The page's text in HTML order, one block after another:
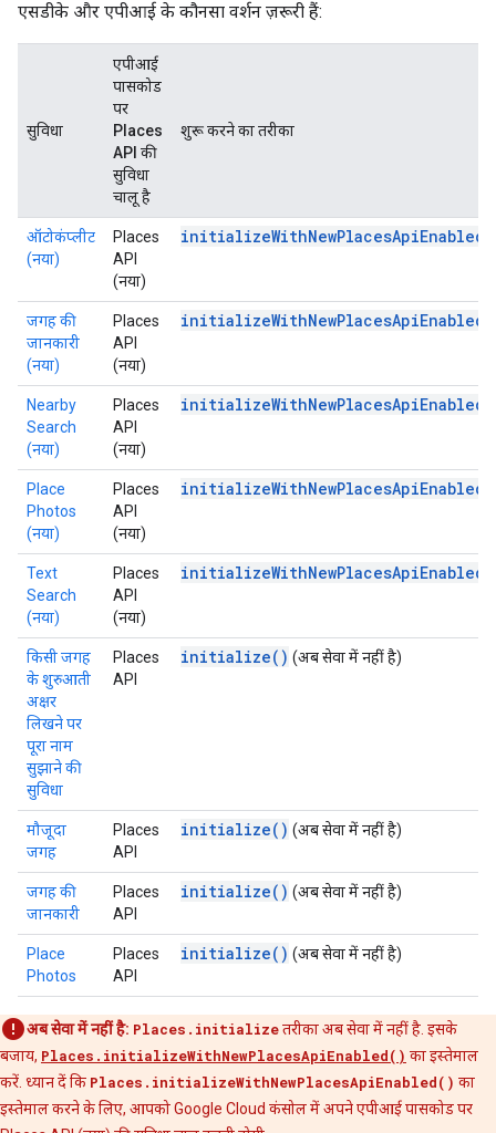
एसडीके और एपीआई के कौनसा वर्शन ज़रूरी हैं:
सुविधा
एपीआई
पासकोड
पर
Places
API की
सुविधा
चालू है
शुरू करने का तरीका
ऑटोकंप्लीट
(नया)
Places
API
(नया)
जगह की
जानकारी
(नया)
Places
API
(नया)
Nearby
Search
(नया)
Places
API
(नया)
Place
Photos
(नया)
Places
API
(नया)
Text
Search
(नया)
Places
API
(नया)
किसी जगह
के शुरुआती
अक्षर
लिखने पर
पूरा नाम
सुझाने की
सुविधा
Places
API
initialize() (अब सेवा में नहीं है)
मौजूदा
जगह
Places
API
initialize() (अब सेवा में नहीं है)
जगह की
जानकारी
Places
API
initialize() (अब सेवा में नहीं है)
Place
Photos
Places
API
initialize() (अब सेवा में नहीं है)
अब सेवा में नहीं है: Places.initializeतरीका अब सेवा में नहीं है. इसके
बजाय, Places.initializeWithNewPlacesApiEnabled() का इस्तेमाल
करें. ध्यान दें कि Places.initializeWithNewPlacesApiEnabled() का
इस्तेमाल करने के लिए, आपको Google Cloud कंसोल में अपने एपीआई पासकोड पर